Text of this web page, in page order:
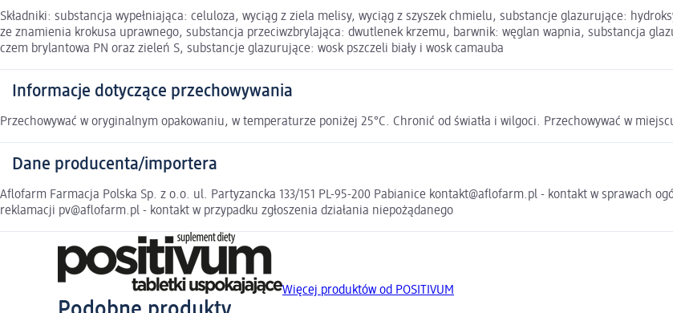
Składniki: substancja wypełniająca: celuloza, wyciąg z ziela melisy, wyciąg z szyszek chmielu, substancje glazurujące:
ze znamienia krokusa uprawnego, substancja przeciwzbrylająca: dwutlenek krzemu, barwnik: węglan wapnia, substancja
czem brylantowa PN oraz zieleń S, substancje glazurujące: wosk pszczeli biały i wosk camauba
Informacje dotyczące przechowywania
Przechowywać w oryginalnym opakowaniu, w temperaturze poniżej 25°C. Chronić od światła i wilgoci. Przechowywać w
Dane producenta/importera
Aflofarm Farmacja Polska Sp. z o.o. ul. Partyzancka 133/151 PL-95-200 Pabianice kontakt@aflofarm.pl - kontakt w sprawach
reklamacji pv@aflofarm.pl - kontakt w przypadku zgłoszenia działania niepożądanego
Więcej produktów od POSITIVUM